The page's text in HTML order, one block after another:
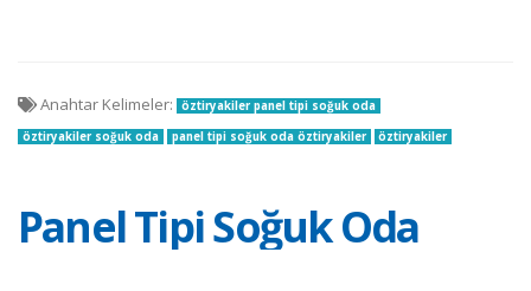
Panel Tipi Soğuk Oda
Anahtar Kelimeler:
öztiryakiler panel tipi soğuk oda
öztiryakiler soğuk oda
panel tipi soğuk oda öztiryakiler öztiryakiler